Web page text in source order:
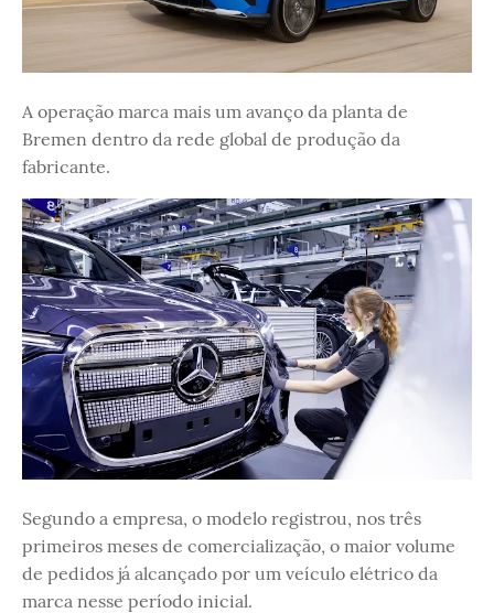
A operação marca mais um avanço da planta de
Bremen dentro da rede global de produção da
fabricante.
Segundo a empresa, o modelo registrou, nos três
primeiros meses de comercialização, o maior volume
de pedidos já alcançado por um veículo elétrico da
marca nesse período inicial.